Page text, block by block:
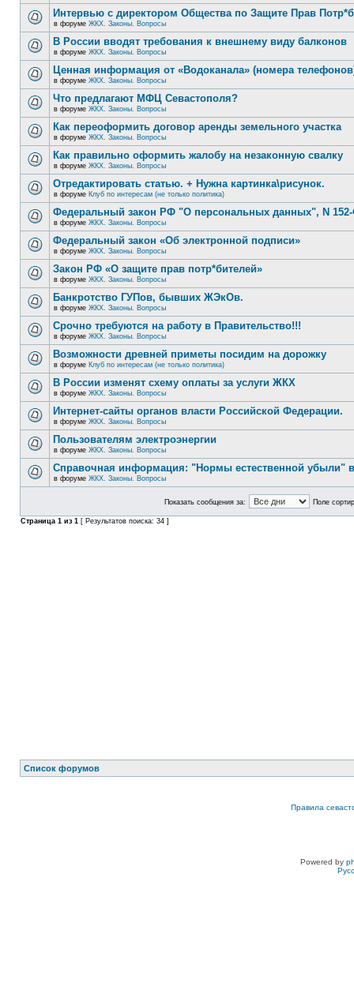
Интервью с директором Общества по Защите Прав
в форуме ЖКХ. Законы. Вопросы
В России вводят требования к внешнему виду балконов
в форуме ЖКХ. Законы. Вопросы
Ценная информация от «Водоканала» (номера
в форуме ЖКХ. Законы. Вопросы
Что предлагают МФЦ Севастополя?
в форуме ЖКХ. Законы. Вопросы
Как переоформить договор аренды земельного участка
в форуме ЖКХ. Законы. Вопросы
Как правильно оформить жалобу на незаконную свалку
в форуме ЖКХ. Законы. Вопросы
Отредактировать статью. + Нужна картинка\рисунок.
в форуме Клуб по интересам (не только политика)
Федеральный закон РФ "О персональных данных", N
в форуме ЖКХ. Законы. Вопросы
Федеральный закон «Об электронной подписи»
в форуме ЖКХ. Законы. Вопросы
Закон РФ «О защите прав потр*бителей»
в форуме ЖКХ. Законы. Вопросы
Банкротство ГУПов, бывших ЖЭкОв.
в форуме ЖКХ. Законы. Вопросы
Срочно требуются на работу в Правительство!!!
в форуме ЖКХ. Законы. Вопросы
Возможности древней приметы посидим на дорожку
в форуме Клуб по интересам (не только политика)
В России изменят схему оплаты за услуги ЖКХ
в форуме ЖКХ. Законы. Вопросы
Интернет-сайты органов власти Российской Федерации.
в форуме ЖКХ. Законы. Вопросы
Пользователям электроэнергии
в форуме ЖКХ. Законы. Вопросы
Справочная информация: "Нормы естественной убыли"
в форуме ЖКХ. Законы. Вопросы
Показать сообщения за: Поле
Страница 1 из 1 [ Результатов поиска: 34 ]
Список форумов
Правила
Powered by